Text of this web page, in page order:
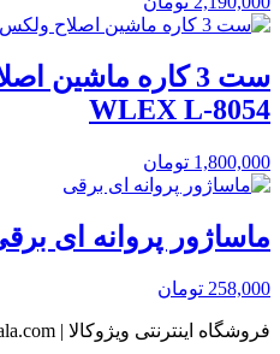
ست 3 کاره ماشین
WLEX L-8054
1,800,000 تومان
ماساژور پروانه ای
258,000 تومان
فروشگاه اینترنتی ویژوکالا | www.vizhokala.com